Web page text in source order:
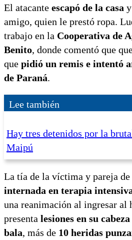
El atacante escapó de la casa
amigo, quien le prestó ropa.
trabajo en la Cooperativa de
Benito, donde comentó que
que pidió un remis e intentó
de Paraná.
Lee también
Hay tres detenidos por la
Maipú
La tía de la víctima y pareja de
internada en terapia
una reanimación al ingresar al
presenta lesiones en su
bala, más de 10 heridas